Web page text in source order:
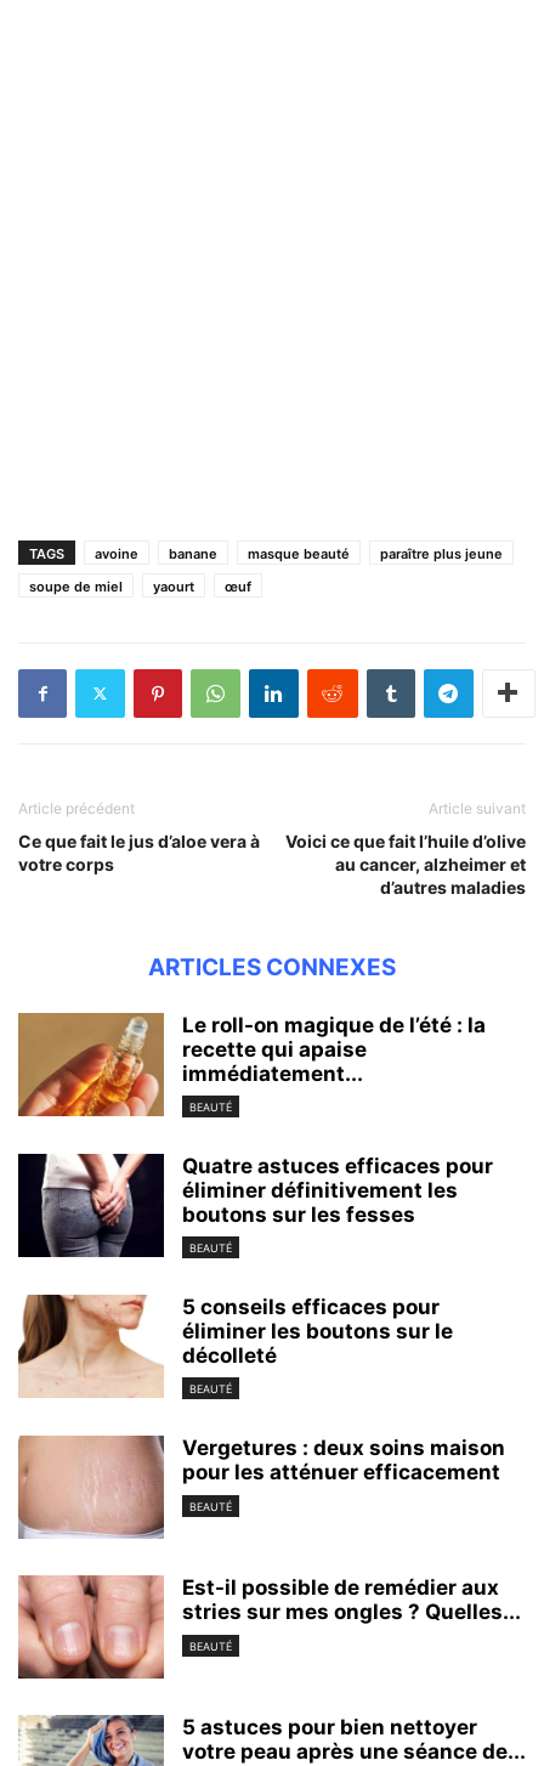
TAGS avoine banane masque beauté
paraître plus jeune
soupe de miel
yaourt œuf
Article précédent
Ce que fait le jus d’aloe vera à
votre corps
Article suivant
Voici ce que fait l’huile d’olive
au cancer, alzheimer et
d’autres maladies
ARTICLES CONNEXES
Le roll-on magique de l’été : la
recette qui apaise
immédiatement...
BEAUTÉ
Quatre astuces efficaces pour
éliminer définitivement les
boutons sur les fesses
BEAUTÉ
5 conseils efficaces pour
éliminer les boutons sur le
décolleté
BEAUTÉ
Vergetures : deux soins maison
pour les atténuer efficacement
BEAUTÉ
Est-il possible de remédier aux
stries sur mes ongles ? Quelles...
BEAUTÉ
5 astuces pour bien nettoyer
votre peau après une séance de...